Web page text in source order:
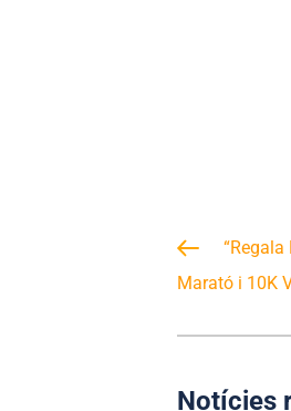
Marató i 10K
Notícies